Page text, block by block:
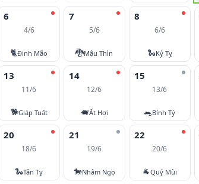
6
4/6
🐈Đinh Mão
7
5/6
🐉Mậu Thìn
8
6/6
🐍Kỷ Tỵ
13
11/6
🐕Giáp Tuất
14
12/6
🐖Ất Hợi
15
13/6
🐀Bính Tý
20
18/6
🐍Tân Tỵ
21
19/6
🐎Nhâm Ngọ
22
20/6
🐐Quý Mùi